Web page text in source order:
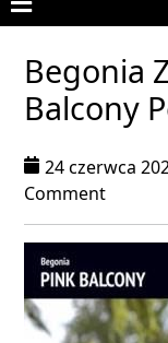
Begonia
Balcony
24 czerwca
Comment